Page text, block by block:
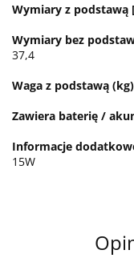
Wymiary z podstawą
Wymiary bez
37,4
Waga z podstawą (kg)
Zawiera baterię /
Informacje
15W